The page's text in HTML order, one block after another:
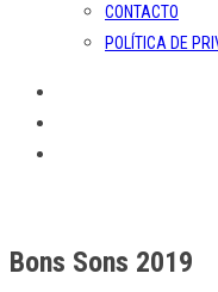
CONTACTO
POLÍTICA DE
Bons Sons 2019